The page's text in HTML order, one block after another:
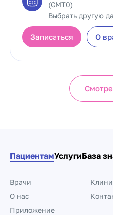
(GMT0)
Выбрать другую
Записаться О
ПациентамУслугиБаза
Врачи
О нас
Приложение